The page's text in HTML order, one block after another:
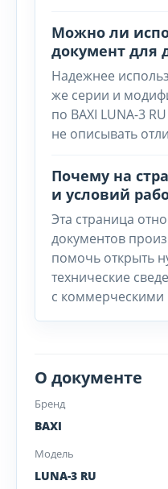
Можно ли
документ для
Надежнее
же серии и
по BAXI LUNA-3
не описывать
Почему на
и условий
Эта страница
документов
помочь открыть
технические
с коммерческими
О документе
Бренд
BAXI
Модель
LUNA-3 RU